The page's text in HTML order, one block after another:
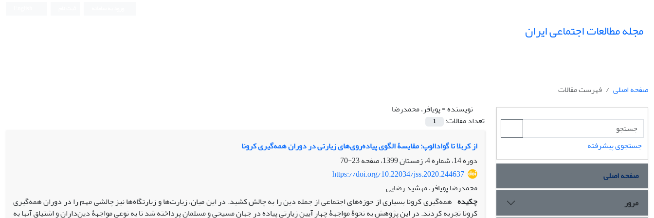
مجله مطالعات اجتماعی ایران
صفحه اصلی
فهرست مقالات
نویسنده =پویافر، محمدرضا
تعداد مقالات:
1
از کربلا تا گوادالوپ: مقایسۀ الگوی پیاده‌روی‌های زیارتی در دوران همه‌گیری کرونا
دوره 14، شماره 4، زمستان 1399، صفحه
23-70
https://doi.org/10.22034/jss.2020.244637
محمدرضا پویافر، مهشید رضایی
چکیده همه‌گیری کرونا بسیاری از حوزه‌های اجتماعی از جمله دین را به چالش کشید. در این میان، زیارت‌ها و زیارتگاه‌ها نیز چالشی مهم را در دوران همه‌گیری
کرونا تجربه کردند. در این پژوهش به نحوۀ مواجهۀ چهار آیین زیارتیِ پیاده در جهانِ مسیحی و مسلمان پرداخته شد تا به ‌نوعی مواجهۀ دین‌داران و اشتیاق آنها به
جستجوی پیشرفته
صفحه اصلی
مرور